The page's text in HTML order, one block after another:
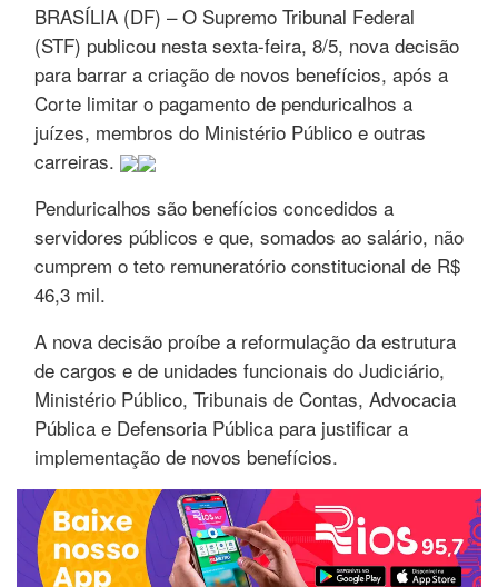
BRASÍLIA (DF) – O Supremo Tribunal Federal
(STF) publicou nesta sexta-feira, 8/5, nova decisão
para barrar a criação de novos benefícios, após a
Corte limitar o pagamento de penduricalhos a
juízes, membros do Ministério Público e outras
carreiras.
Penduricalhos são benefícios concedidos a
servidores públicos e que, somados ao salário, não
cumprem o teto remuneratório constitucional de R$
46,3 mil.
A nova decisão proíbe a reformulação da estrutura
de cargos e de unidades funcionais do Judiciário,
Ministério Público, Tribunais de Contas, Advocacia
Pública e Defensoria Pública para justificar a
implementação de novos benefícios.